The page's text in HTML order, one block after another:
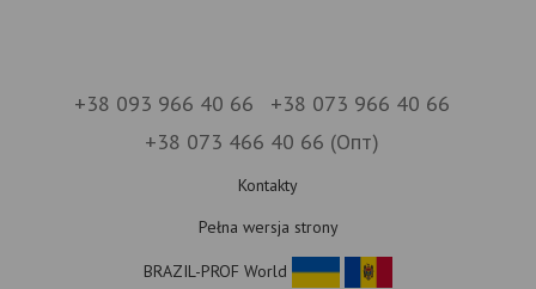
+38 093 966 40 66
+38 073 966 40 66
+38 073 466 40 66 (Опт)
Kontakty
Pełna wersja strony
BRAZIL-PROF World